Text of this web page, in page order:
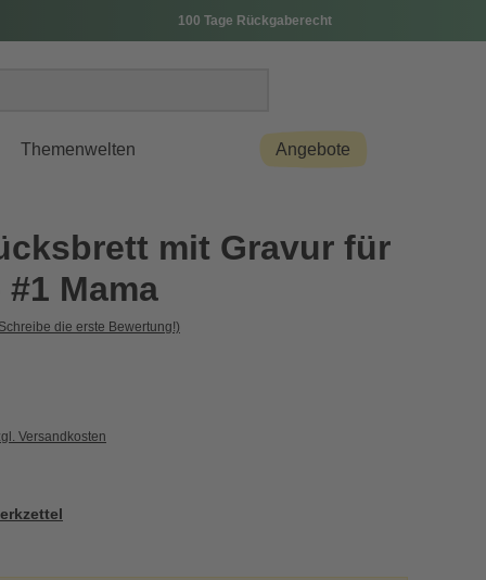
100 Tage Rückgaberecht
Themenwelten Angebote
mit Gravur für
#1 Mama
die erste Bewertung!)
Versandkosten